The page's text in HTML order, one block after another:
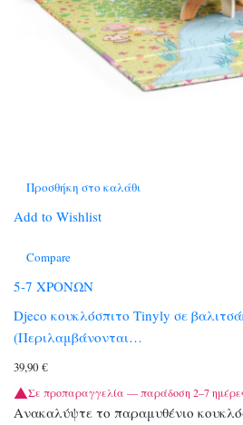
Προσθήκη στο καλάθι
Add to Wishlist
Compare
5-7 ΧΡΟΝΩΝ
Djeco κουκλόσπιτο Tinyly σε
(Περιλαμβάνονται…
39,90 €
Σε προπαραγγελία — παράδοση 2–7
Ανακαλύψτε το παραμυθένιο